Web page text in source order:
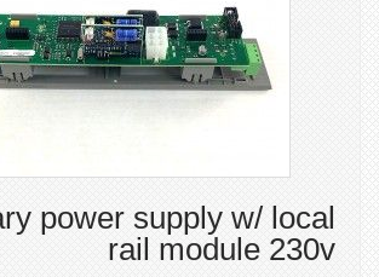
power supply w/ local
rail module 230v